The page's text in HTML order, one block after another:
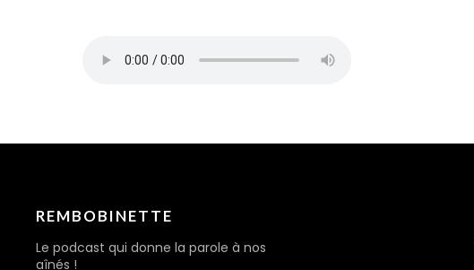
REMBOBINETTE
Le podcast qui donne la parole à nos
aînés !